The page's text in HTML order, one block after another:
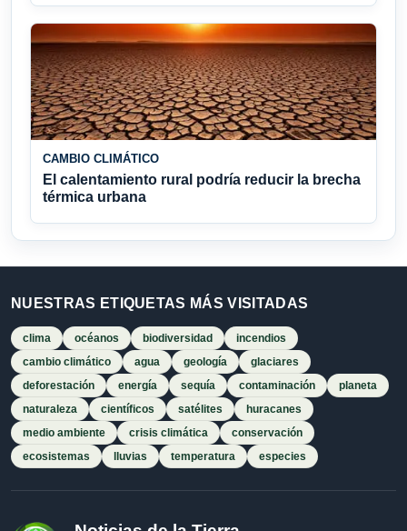
CAMBIO CLIMÁTICO
El calentamiento rural podría reducir la brecha
térmica urbana
NUESTRAS ETIQUETAS MÁS VISITADAS
clima océanos biodiversidad
incendios
cambio climático
agua geología
glaciares
deforestación
energía sequía contaminación
planeta
naturaleza
científicos satélites
huracanes
medio ambiente
crisis climática
conservación
ecosistemas
lluvias temperatura especies